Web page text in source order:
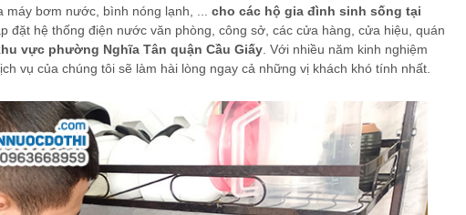
máy bơm nước, bình nóng lạnh, ... cho các hộ gia đình sinh sống tại
đặt hệ thống điện nước văn phòng, công sở, các cửa hàng, cửa hiệu, quán
vực phường Nghĩa Tân quận Cầu Giấy . Với nhiều năm kinh nghiệm
vụ của chúng tôi sẽ làm hài lòng ngay cả những vị khách khó tính nhất.